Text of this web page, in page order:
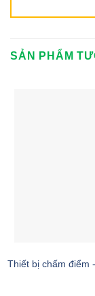
SẢN PHẨM
Thiết bị chấm điểm